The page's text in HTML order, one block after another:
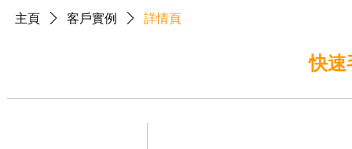
快速
主頁 ꄲ 客戶實例 ꄲ 詳情頁